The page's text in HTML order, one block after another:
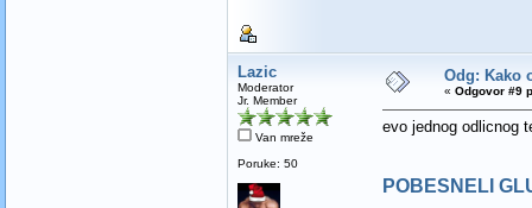
Lazic
Moderator
Jr. Member
Van mreže
Poruke: 50
Odg: Kako
« Odgovor #9
evo jednog odlicnog
POBESNELI